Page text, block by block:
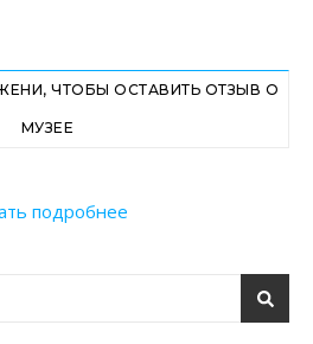
ЧТОБЫ ОСТАВИТЬ ОТЗЫВ О
МУЗЕЕ
подробнее